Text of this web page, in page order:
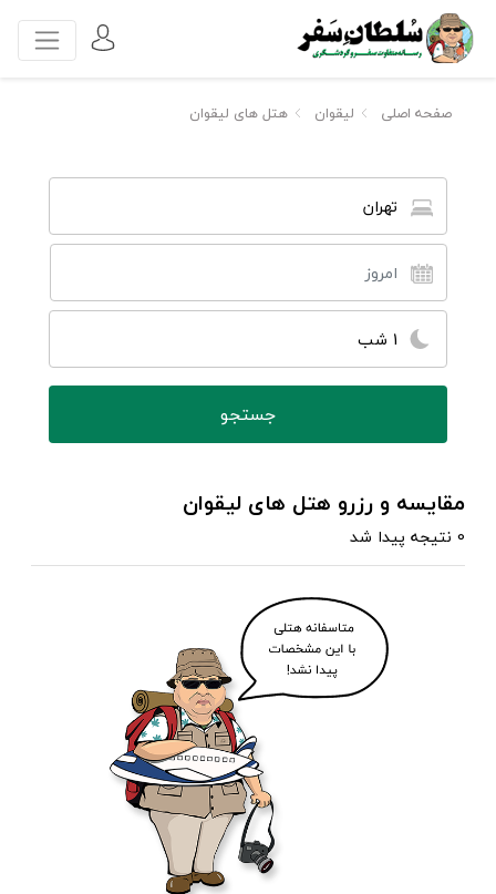
صفحه اصلی لیقوان هتل های لیقوان
تهران
1 شب
مقایسه و رزرو هتل های لیقوان
0 نتیجه پیدا شد